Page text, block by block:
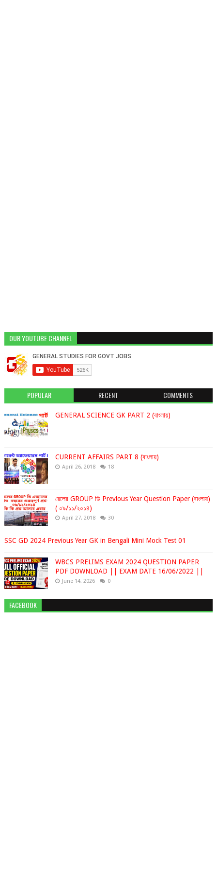
OUR YOUTUBE CHANNEL
POPULAR RECENT COMMENTS
GENERAL SCIENCE GK PART 2 (বাংলায়)
CURRENT AFFAIRS PART 8 (বাংলায়)
April 26, 2018 18
রেলের GROUP ডি Previous Year Question Paper (বাংলায়)
( ০৯/১১/২০১৪)
April 27, 2018 30
SSC GD 2024 Previous Year GK in Bengali Mini Mock Test 01
WBCS PRELIMS EXAM 2024 QUESTION PAPER
PDF DOWNLOAD || EXAM DATE 16/06/2022 ||
June 14, 2026 0
FACEBOOK